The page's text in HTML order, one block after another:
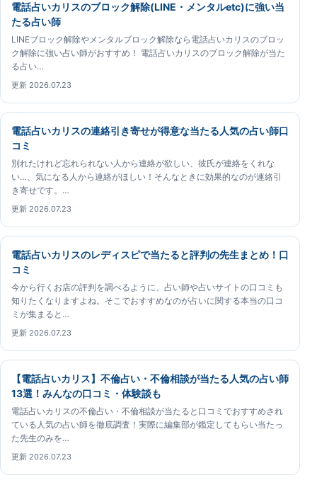
電話占いカリスのブロック解除(LINE・メンタルetc)に強い当
たる占い師
LINEブロック解除やメンタルブロック解除なら電話占いカリスのブロッ
ク解除に強い占い師がおすすめ！ 電話占いカリスのブロック解除が当た
る占い…
更新 2026.07.23
電話占いカリスの連絡引き寄せが得意な当たる人気の占い師口
コミ
別れたけれど忘れられない人から連絡が欲しい、彼氏が連絡をくれな
い…、気になる人から連絡がほしい！そんなときに効果的なのが連絡引
き寄せです。…
更新 2026.07.23
電話占いカリスのレディスピで当たると評判の先生まとめ！口
コミ
今から行くお店の評判を調べるように、占い師や占いサイトの口コミも
知りたくなりますよね。そこでおすすめなのが占いに関する本当の口コ
ミが集まると…
更新 2026.07.23
【電話占いカリス】不倫占い・不倫相談が当たる人気の占い師
13選！みんなの口コミ・体験談も
電話占いカリスの不倫占い・不倫相談が当たると口コミでおすすめされ
ている人気の占い師を徹底調査！実際に編集部が鑑定してもらい当たっ
た先生のみを…
更新 2026.07.23